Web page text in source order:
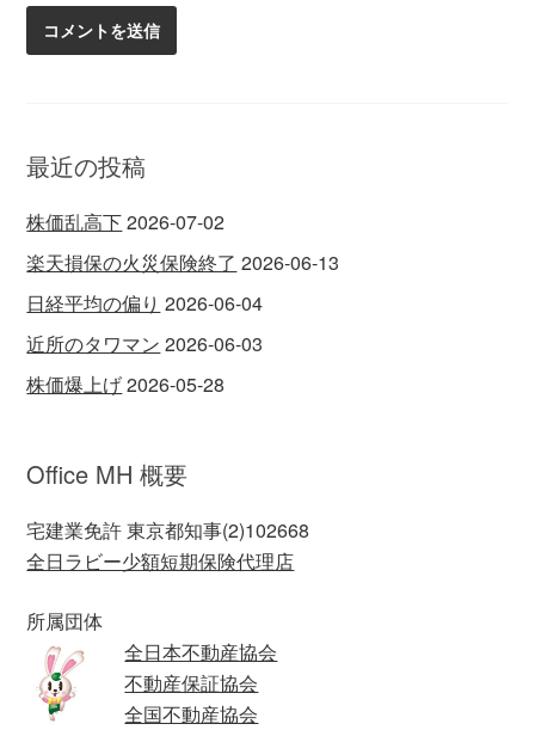
最近の投稿
株価乱高下2026-07-02
楽天損保の火災保険終了 2026-06-13
日経平均の偏り 2026-06-04
近所のタワマン 2026-06-03
株価爆上げ2026-05-28
Office MH 概要
宅建業免許 東京都知事(2)102668
全日ラビー少額短期保険代理店
所属団体
全日本不動産協会
不動産保証協会
全国不動産協会